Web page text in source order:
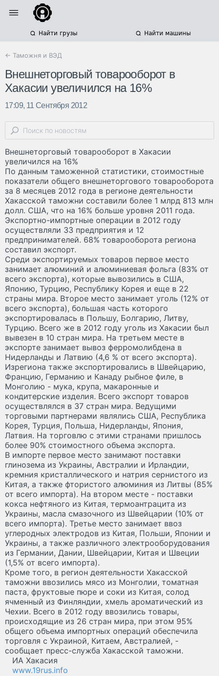
Найти грузы Найти машины
← Таможня и ВЭД
Внешнеторговый товарооборот в
Хакасии увеличился на 16%
17:09, 11 Сентября 2012
Внешнеторговый товарооборот в Хакасии
увеличился на 16%
По данным таможенной статистики, стоимостные
показатели общего внешнеторгового товарооборота
за 8 месяцев 2012 года в регионе деятельности
Хакасской таможни составили более 1 млрд 813 млн
долл. США, что на 16% больше уровня 2011 года.
Экспортно-импортные операции в 2012 году
осуществляли 33 предприятия и 12
предпринимателей. 68% товарооборота региона
составил экспорт.
Среди экспортируемых товаров первое место
занимает алюминий и алюминиевая фольга (83% от
всего экспорта), которые вывозились в США,
Японию, Турцию, Республику Корея и еще в 22
страны мира. Второе место занимает уголь (12% от
всего экспорта), большая часть которого
экспортировалась в Польшу, Болгарию, Литву,
Турцию. Всего же в 2012 году уголь из Хакасии был
вывезен в 10 стран мира. На третьем месте в
экспорте занимает вывоз ферромолибдена в
Нидерланды и Латвию (4,6 % от всего экспорта).
Изрегиона также экспортировались в Швейцарию,
Францию, Германию и Канаду рыбное филе, в
Монголию - мука, крупа, макаронные и
кондитерские изделия. Всего экспорт товаров
осуществлялся в 37 стран мира. Ведущими
торговыми партнерами являлись США, Республика
Корея, Турция, Польша, Нидерланды, Япония,
Латвия. На торговлю с этими странами пришлось
более 90% стоимостного объема экспорта.
В импорте первое место занимают поставки
глинозема из Украины, Австралии и Ирландии,
кремния кристаллического и натрия сернистого из
Китая, а также фтористого алюминия из Литвы (85%
от всего импорта). На втором месте - поставки
кокса нефтяного из Китая, термоантрацита из
Украины, масла смазочного из Швейцарии (10% от
всего импорта). Третье место занимает ввоз
углеродных электродов из Китая, Польши, Японии и
Украины, а также различного электрооборудования
из Германии, Дании, Швейцарии, Китая и Швеции
(1,5% от всего импорта).
Кроме того, в регион деятельности Хакасской
таможни ввозились мясо из Монголии, томатная
паста, фруктовые пюре и соки из Китая, солод
ячменный из Финляндии, хмель ароматический из
Чехии. Всего в 2012 году ввозились товары,
происходящие из 26 стран мира, при этом 95%
общего объема импортных операций обеспечила
торговля с Украиной, Китаем, Австралией, -
сообщает пресс-служба Хакасской таможни.
ИА Хакасия
www.19rus.info